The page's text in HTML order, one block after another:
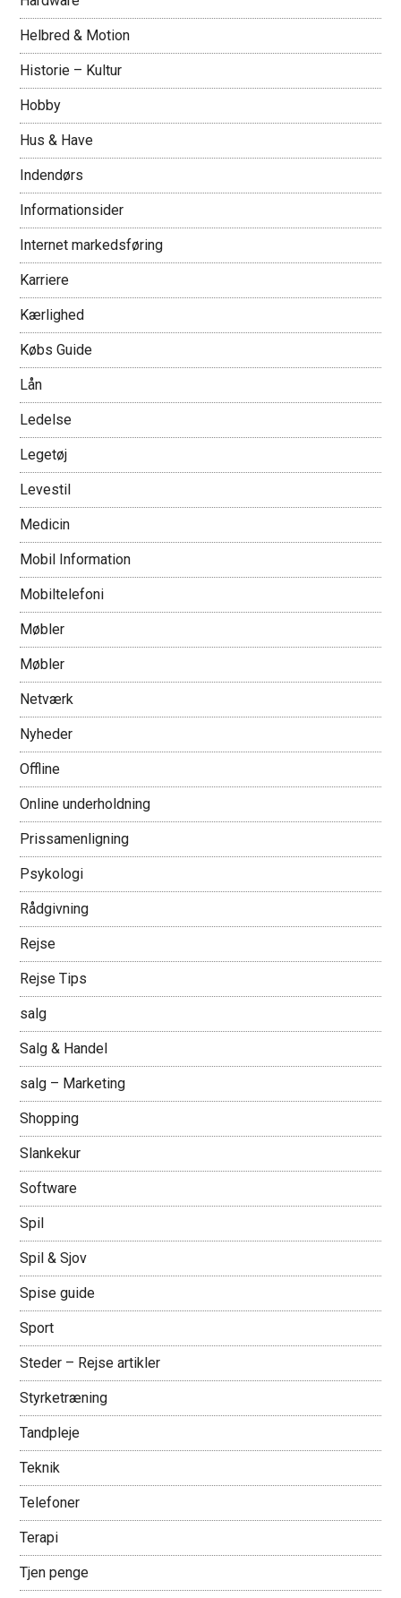
Helbred & Motion
Historie – Kultur
Hobby
Hus & Have
Indendørs
Informationsider
Internet markedsføring
Karriere
Kærlighed
Købs Guide
Lån
Ledelse
Legetøj
Levestil
Medicin
Mobil Information
Mobiltelefoni
Møbler
Møbler
Netværk
Nyheder
Offline
Online underholdning
Prissamenligning
Psykologi
Rådgivning
Rejse
Rejse Tips
salg
Salg & Handel
salg – Marketing
Shopping
Slankekur
Software
Spil
Spil & Sjov
Spise guide
Sport
Steder – Rejse artikler
Styrketræning
Tandpleje
Teknik
Telefoner
Terapi
Tjen penge